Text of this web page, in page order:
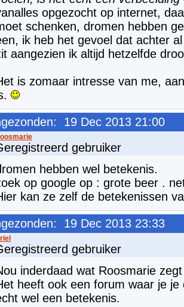
opgezocht op internet,
schenken, dromen hebben
ik heb het gevoel dat achter
aangezien ik altijd hetzelfde
is zomaar intresse van me,
19 Dec 2013 21:00
gebruiker
hebben wel betekenis.
op google op : grote beer .
kan ze zelf de betekenissen
19 Dec 2013 23:33
gebruiker
inderdaad wat Roosmarie
heeft ook een forum waar je
wel een betekenis.